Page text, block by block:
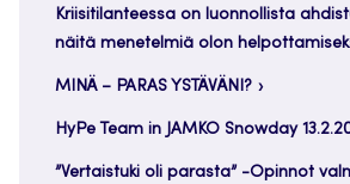
Kriisitilanteessa on luonnollista
näitä menetelmiä olon
MINÄ – PARAS YSTÄVÄNI?
HyPe Team in JAMKO Snowday
”Vertaistuki oli parasta” -Opinnot